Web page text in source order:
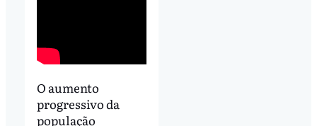
O aumento
progressivo da
população